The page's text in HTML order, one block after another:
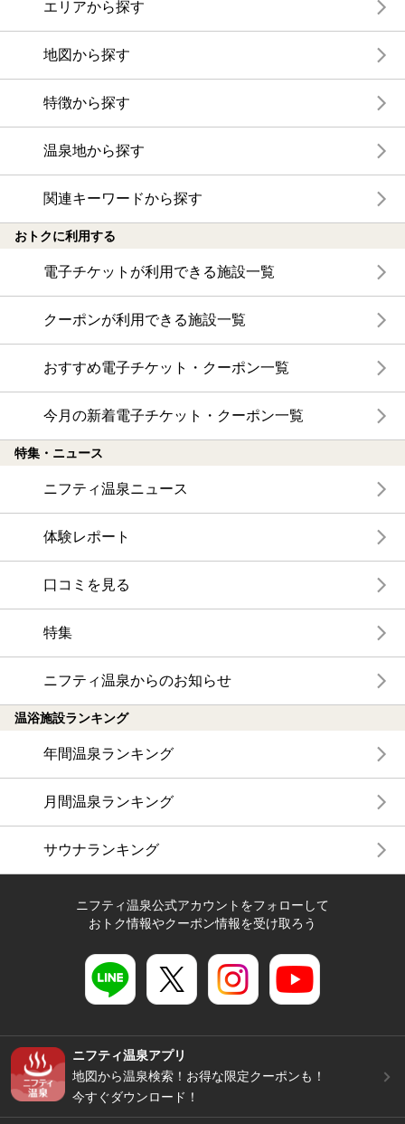
エリアから探す
地図から探す
特徴から探す
温泉地から探す
関連キーワードから探す
おトクに利用する
電子チケットが利用できる施設一覧
クーポンが利用できる施設一覧
おすすめ電子チケット・クーポン一覧
今月の新着電子チケット・クーポン一覧
特集・ニュース
ニフティ温泉ニュース
体験レポート
口コミを見る
特集
ニフティ温泉からのお知らせ
温浴施設ランキング
年間温泉ランキング
月間温泉ランキング
サウナランキング
ニフティ温泉公式アカウントをフォローして
おトク情報やクーポン情報を受け取ろう
ニフティ温泉アプリ
地図から温泉検索！お得な限定クーポンも！
今すぐダウンロード！